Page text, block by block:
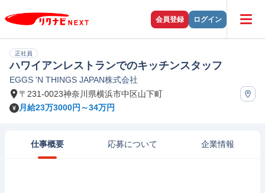
会員登録 ログイン
正社員
ハワイアンレストランでのキッチンスタッフ
EGGS 'N THINGS JAPAN株式会社
〒231-0023神奈川県横浜市中区山下町
月給23万3000円～34万円
仕事概要 応募について 企業情報